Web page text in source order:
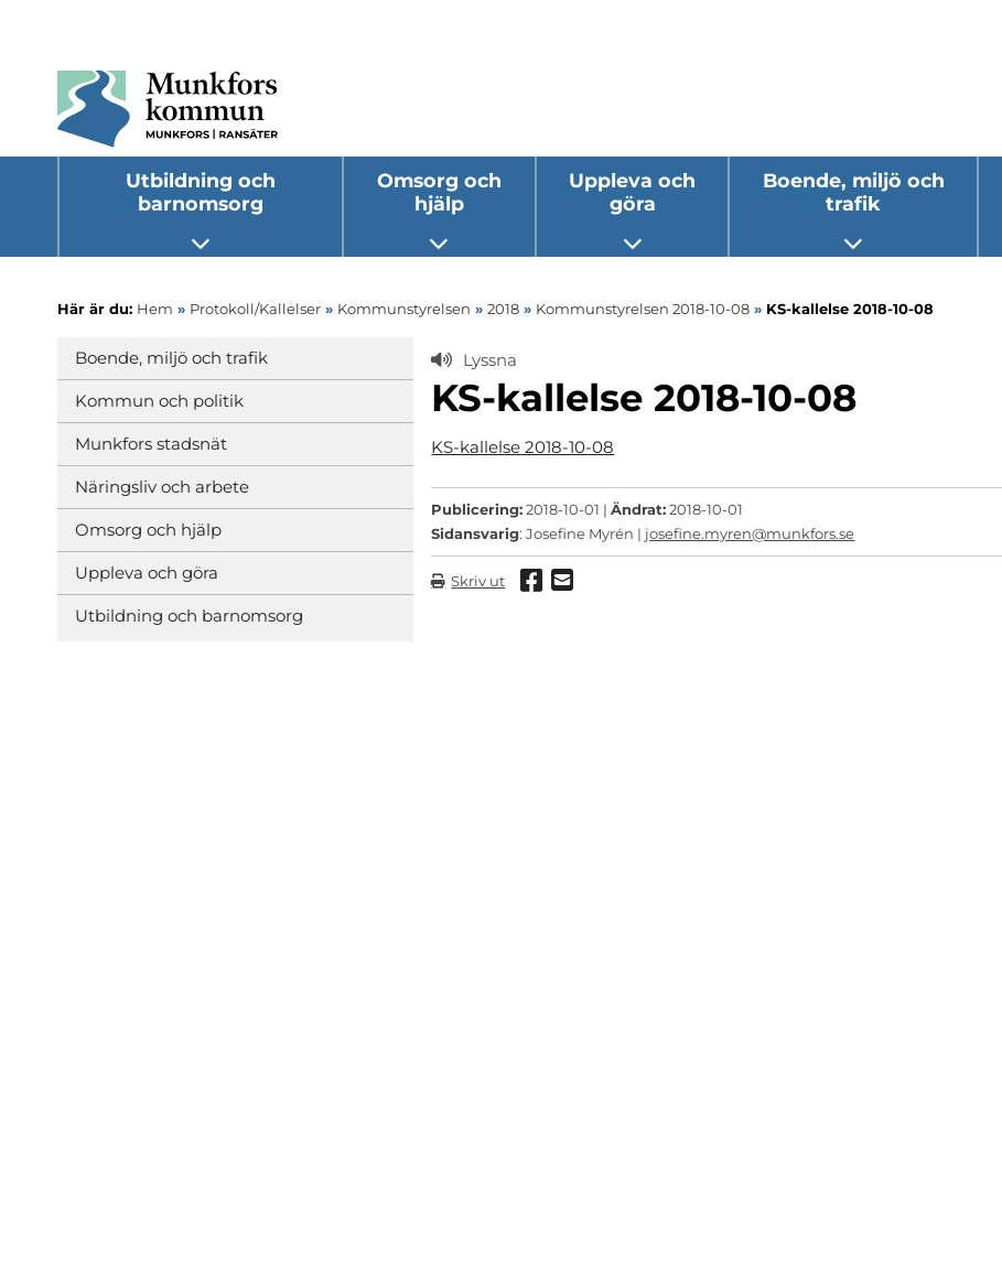
Utbildning och
barnomsorg
Öppna undermeny
Omsorg och
hjälp
Öppna undermeny
Uppleva och
göra
Öppna undermeny
Boende, miljö och
trafik
Öppna undermeny
Här är du: Hem » Protokoll/Kallelser » Kommunstyrelsen » 2018 » Kommunstyrelsen 2018-10-08 » KS-kallelse 2018-10-08
Boende, miljö och trafik
Kommun och politik
Munkfors stadsnät
Näringsliv och arbete
Omsorg och hjälp
Uppleva och göra
Utbildning och barnomsorg
Lyssna
KS-kallelse 2018-10-08
KS-kallelse 2018-10-08
Publicering:2018-10-01 |Ändrat:2018-10-01
Sidansvarig: Josefine Myrén | josefine.myren@munkfors.se
Skriv ut Dela via Facebook
Dela via mail